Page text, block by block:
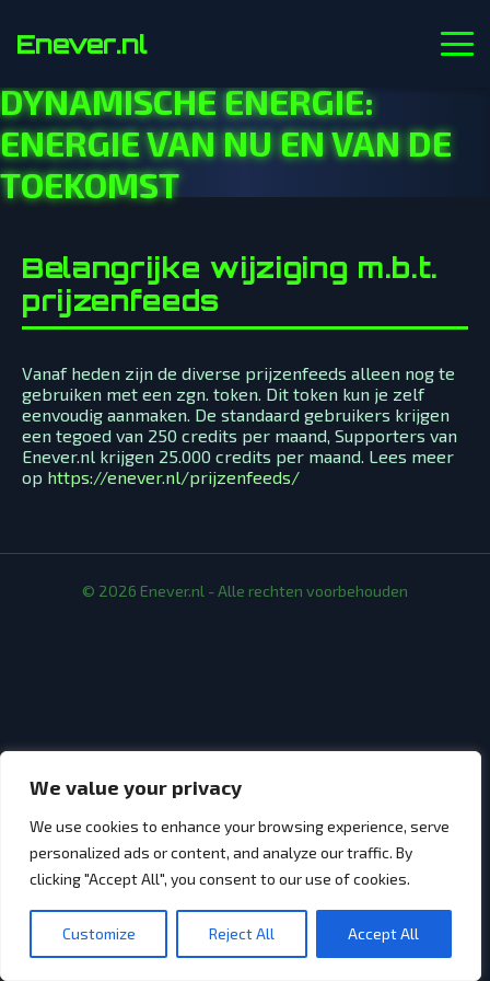
We value your privacy
We use cookies to enhance your browsing experience, serve
personalized ads or content, and analyze our traffic. By
clicking "Accept All", you consent to our use of cookies.
Customize Reject All Accept All
Enever.nl
DYNAMISCHE ENERGIE:
ENERGIE VAN NU EN VAN DE
TOEKOMST
Belangrijke wijziging m.b.t.
prijzenfeeds
Vanaf heden zijn de diverse prijzenfeeds alleen nog te
gebruiken met een zgn. token. Dit token kun je zelf
eenvoudig aanmaken. De standaard gebruikers krijgen
een tegoed van 250 credits per maand, Supporters van
Enever.nl krijgen 25.000 credits per maand. Lees meer
op https://enever.nl/prijzenfeeds/
© 2026 Enever.nl - Alle rechten voorbehouden